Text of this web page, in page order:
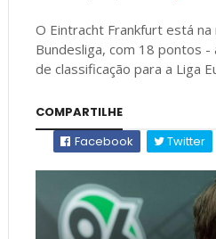
O Eintracht Frankfurt está na
Bundesliga, com 18 pontos
de classificação para a Liga
COMPARTILHE
Facebook
Twitter